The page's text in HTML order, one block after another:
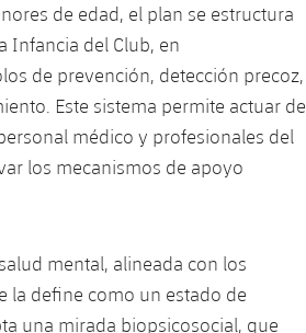
de edad, el plan se estructura
Infancia del Club, en
de prevención, detección precoz,
Este sistema permite actuar de
médico y profesionales del
los mecanismos de apoyo
mental, alineada con los
la define como un estado de
una mirada biopsicosocial, que